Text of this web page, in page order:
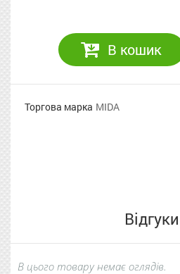
В кошик
Торгова марка MIDA
Відгуки
В цього товару немає оглядів.